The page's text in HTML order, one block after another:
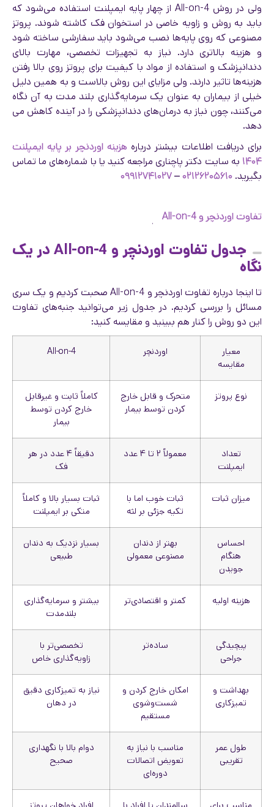
ولی در روش All-on-4 از چهار پایه ایمپلنت استفاده می‌شود که
باید به روش و زاویه خاصی در استخوان فک کاشته شوند. پروتز
مصنوعی که روی پایه‌ها نصب می‌شود باید سفارشی ساخته شود
و هزینه بالاتری دارد. نیاز به تجهیزات تخصصی، مهارت بالای
دندانپزشک و استفاده از مواد با کیفیت برای پروتز روی بالا رفتن
هزینه‌ها تاثیر دارند. ولی مزایای این روش بالاست و به همین دلیل
خیلی از بیماران به عنوان یک سرمایه‌گذاری بلند مدت به آن نگاه
می‌کنند، چون نیاز به درمان‌‌های دندانپزشکی را در آینده کاهش می
دهد.
برای دریافت اطلاعات بیشتر دربارههزینه اوردنچر بر پایه ایمپلنت
۱۴۰۴ به سایت دکتر پاچناری مراجعه کنید یا با شماره‌های ما تماس
بگیرید. ۰۲۱۲۶۲۰۵۶۱۰–۰۹۹۱۲۷۴۱۰۲۷
تفاوت اوردنچر و All-on-4
جدول تفاوت اوردنچر و All-on-4 در یک
نگاه
تا اینجا درباره تفاوت اوردنچر و All-on-4 صحبت کردیم و یک سری
مسائل را بررسی کردیم. در جدول زیر می‌توانید جنبه‌های تفاوت
این دو روش را کنار هم ببینید و مقایسه کنید:
معیار
مقایسه
اوردنچر All-on-4
نوع پروتز
متحرک و قابل خارج
کردن توسط بیمار
کاملاً ثابت و غیرقابل
خارج کردن توسط
بیمار
تعداد
ایمپلنت
معمولاً ۲ تا ۴ عدد
دقیقاً ۴ عدد در هر
فک
میزان ثبات
ثبات خوب اما با
تکیه جزئی بر لثه
ثبات بسیار بالا و کاملاً
متکی بر ایمپلنت
احساس
هنگام
جویدن
بهتر از دندان
مصنوعی معمولی
بسیار نزدیک به دندان
طبیعی
هزینه اولیه کمتر و اقتصادی‌تر
بیشتر و سرمایه‌گذاری
بلندمدت
پیچیدگی
جراحی
ساده‌تر
تخصصی‌تر با
زاویه‌گذاری خاص
بهداشت و
تمیزکاری
امکان خارج کردن و
شست‌وشوی
مستقیم
نیاز به تمیزکاری دقیق
در دهان
طول عمر
تقریبی
مناسب با نیاز به
تعویض اتصالات
دوره‌ای
دوام بالا با نگهداری
صحیح